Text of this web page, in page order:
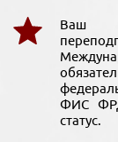
Ваш
ФИС
статус.